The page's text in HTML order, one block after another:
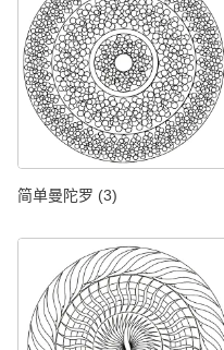
简单曼陀罗 (3)